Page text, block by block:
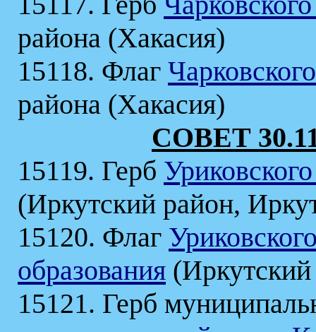
района (Хакасия)
15118. Флаг
района (Хакасия)
СОВЕТ
15119. Герб
(Иркутский район,
15120. Флаг
образования (Иркутский
15121. Герб